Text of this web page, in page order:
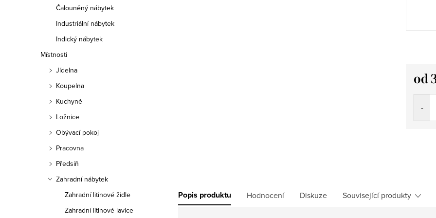
Čalouněný nábytek
Industriální nábytek
Indický nábytek
Místnosti
Jídelna
Koupelna
Kuchyně
Ložnice
Obývací pokoj
Pracovna
Předsíň
Zahradní nábytek
Zahradní litinové židle
Zahradní litinové lavice
od
Měrná
Popis produktu Hodnocení Diskuze Související produkty